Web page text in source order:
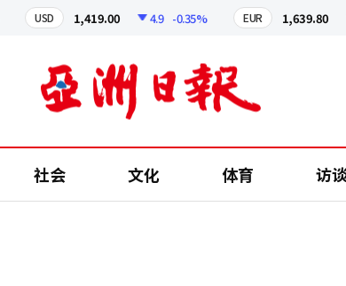
USD 1,419.00 4.9 -0.35% EUR 1,639.80
社会 文化 体育 访